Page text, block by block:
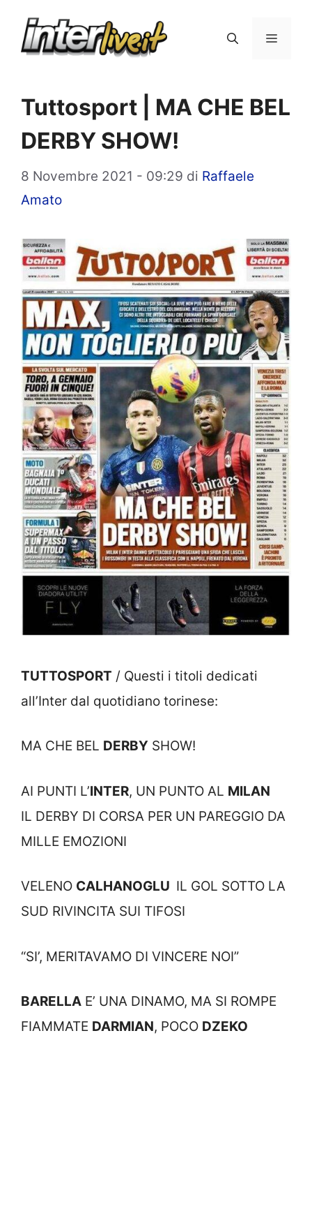
Menu
Tuttosport | MA CHE BEL
DERBY SHOW!
8 Novembre 2021 - 09:29 di Raffaele
Amato
TUTTOSPORT / Questi i titoli dedicati
all’Inter dal quotidiano torinese:
MA CHE BEL DERBY SHOW!
AI PUNTI L’INTER, UN PUNTO AL MILAN
IL DERBY DI CORSA PER UN PAREGGIO DA
MILLE EMOZIONI
VELENO CALHANOGLU IL GOL SOTTO LA
SUD RIVINCITA SUI TIFOSI
“SI’, MERITAVAMO DI VINCERE NOI”
BARELLA E’ UNA DINAMO, MA SI ROMPE
FIAMMATE DARMIAN, POCO DZEKO